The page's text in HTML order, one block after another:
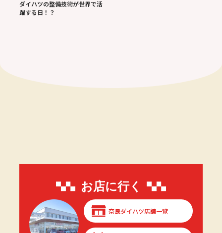
ダイハツの整備技術が世界で活
躍する日！？
お店に行く
奈良ダイハツ店舗一覧